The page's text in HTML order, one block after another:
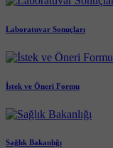
Laboratuvar Sonuçları
İstek ve Öneri Formu
Sağlık Bakanlığı